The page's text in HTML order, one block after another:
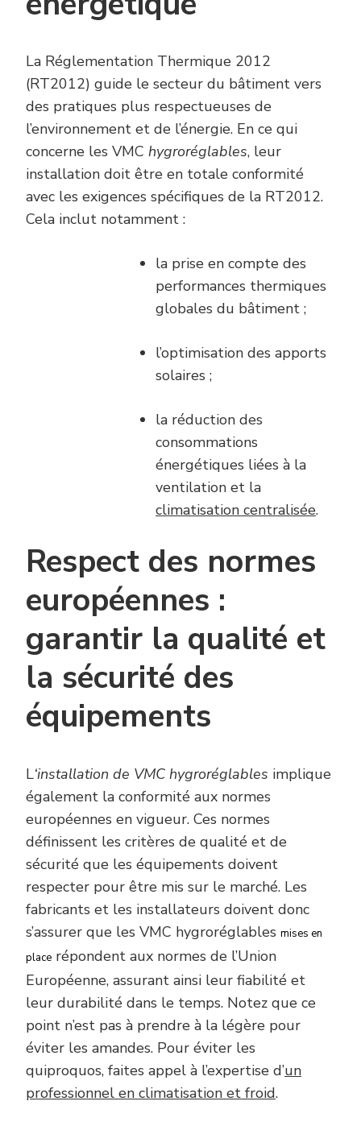
La Réglementation Thermique 2012
(RT2012) guide le secteur du bâtiment vers
des pratiques plus respectueuses de
l’environnement et de l’énergie. En ce qui
concerne les VMC hygroréglables, leur
installation doit être en totale conformité
avec les exigences spécifiques de la RT2012.
Cela inclut notamment :
la prise en compte des
performances thermiques
globales du bâtiment ;
l’optimisation des apports
solaires ;
la réduction des
consommations
énergétiques liées à la
ventilation et la
climatisation centralisée.
Respect des normes
européennes :
garantir la qualité et
la sécurité des
équipements
L‘installation de VMC hygroréglables implique
également la conformité aux normes
européennes en vigueur. Ces normes
définissent les critères de qualité et de
sécurité que les équipements doivent
respecter pour être mis sur le marché. Les
fabricants et les installateurs doivent donc
s’assurer que les VMC hygroréglables mises en
place répondent aux normes de l’Union
Européenne, assurant ainsi leur fiabilité et
leur durabilité dans le temps. Notez que ce
point n’est pas à prendre à la légère pour
éviter les amandes. Pour éviter les
quiproquos, faites appel à l’expertise d’un
professionnel en climatisation et froid.